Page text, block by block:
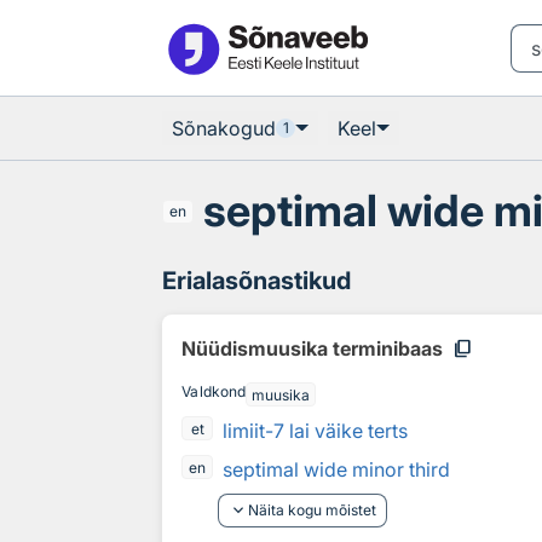
Sõnakogud 1 Keel
en septimal wide
Erialasõnastikud
Nüüdismuusika terminibaas content_copy
Valdkond muusika
et
limiit-7 lai väike terts
en
septimal wide minor third
keyboard_arrow_down Näita kogu mõistet